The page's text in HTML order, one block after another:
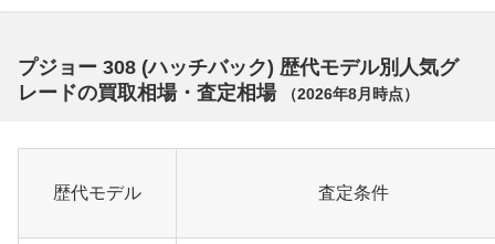
プジョー 308 (ハッチバック) 歴代モデル別人気グ
レードの買取相場・査定相場
（2026年8月 時点）
歴代モデル 査定条件